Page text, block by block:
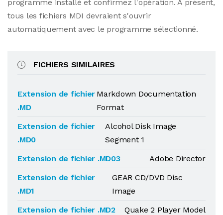
programme installé et confirmez l'opération. À présent,
tous les fichiers MDI devraient s'ouvrir
automatiquement avec le programme sélectionné.
FICHIERS SIMILAIRES
Extension de fichier
.MD
Markdown Documentation
Format
Extension de fichier
.MD0
Alcohol Disk Image
Segment 1
Extension de fichier .MD03
Adobe Director
Extension de fichier
.MD1
GEAR CD/DVD Disc
Image
Extension de fichier .MD2
Quake 2 Player Model